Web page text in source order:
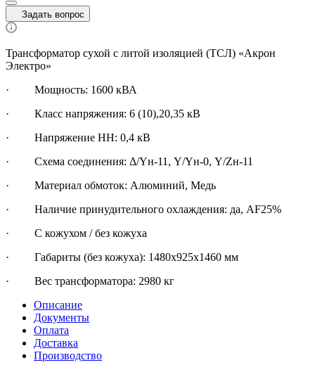
Задать вопрос
Трансформатор сухой с литой изоляцией (ТСЛ) «Акрон
Электро»
· Мощность: 1600 кВА
· Класс напряжения: 6 (10),20,35 кВ
· Напряжение НН: 0,4 кВ
· Схема соединения: Δ/Yн-11, Y/Yн-0, Y/Zн-11
· Материал обмоток: Алюминий, Медь
· Наличие принудительного охлаждения: да, AF25%
· С кожухом / без кожуха
· Габариты (без кожуха): 1480х925х1460 мм
· Вес трансформатора: 2980 кг
Описание
Документы
Оплата
Доставка
Производство